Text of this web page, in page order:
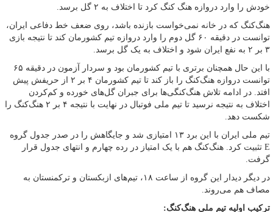
خودش را وارد دروازه هنگ کنگ کرد تا اختلاف به ۲ گل برسد.
هنگ‌کنگ که در خانه نمی‌خواست بازنده باشد، روی ضعف خط دفاعی ایران،
توانست در دقیقه ۶۰ گل دوم را وارد دروازه تیم کشورمان کند تا نتیجه بازی
۳ بر ۲ به نفع ایران شود و اختلاف به یک گل برسد.
با این حال همچنان برتری با تیم کشورمان بود و سردار آزمون در دقیقه ۶۵
توانست دروازه هنگ‌کنگ را باز کند تا تیم کشورمان ۴ بر ۲ از حریفش پیش
افتد. در ادامه تلاش هنگ‌کنگی‌ها برای جبران گل‌های خورده و کم‌کردن
اختلاف به نتیجه نرسید تا تیم ملی فوتبال در نهایت با نتیجه ۴ بر ۲ هنگ‌کنگ را
شکست دهد.
تیم ملی ایران با این برد ۱۳ امتیازی شد و جایگاهش را در صدر جدول گروه
E تثبیت کرد. هنگ‌کنگ هم با یک امتیاز در رده چهارم و انتهای جدول قرار
گرفت.
در دیگر دیدار این گروه از ساعت ۱۸، تیم‌های ازبکستان و ترکمنستان به
مصاف هم می‌روند.
ترکیب اولیه تیم ملی هنگ‌کنگ: